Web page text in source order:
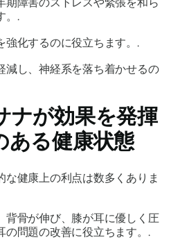
期障害のストレスや緊張を和ら
。.
強化するのに役立ちます。.
減し、神経系を落ち着かせるの
ナが効果を発揮
ある健康状態
な健康上の利点は数多くありま
背骨が伸び、膝が耳に優しく圧
の問題の改善に役立ちます。.